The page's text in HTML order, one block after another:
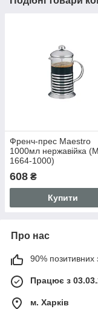
Френч-прес Maestro
1000мл нержавійка
1664-1000)
608 ₴
Купити
Про нас
90% позитивних
Працює з
м. Харків